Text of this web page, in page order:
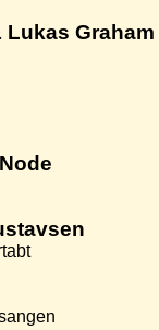
Lukas Graham